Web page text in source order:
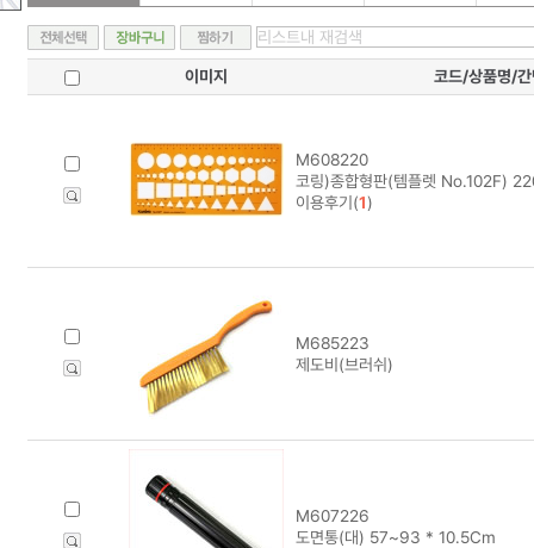
이미지 코드/상품명/간
M608220
코링)종합형판(템플렛 No.102F)
이용후기(1)
M685223
제도비(브러쉬)
M607226
도면통(대) 57~93 * 10.5Cm